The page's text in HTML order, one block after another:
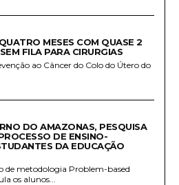
MESES COM QUASE 2
FILA PARA CIRURGIAS
ao Câncer do Colo do Útero do
DO AMAZONAS, PESQUISA
DE ENSINO-
DA EDUCAÇÃO
de metodologia Problem-based
os alunos...